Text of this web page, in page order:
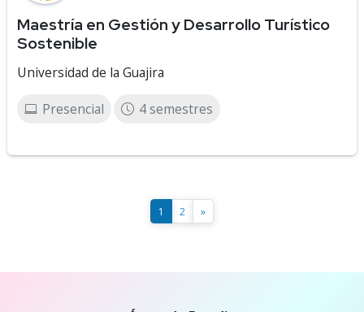
Maestría en Gestión y Desarrollo Turístico
Sostenible
Universidad de la Guajira
Presencial 4 semestres
1 2 »